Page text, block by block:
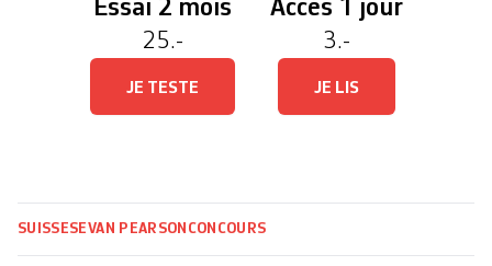
Essai 2 mois
25.-
JE TESTE
Accès 1 jour
3.-
JE LIS
SUISSESEVAN PEARSON CONCOURS